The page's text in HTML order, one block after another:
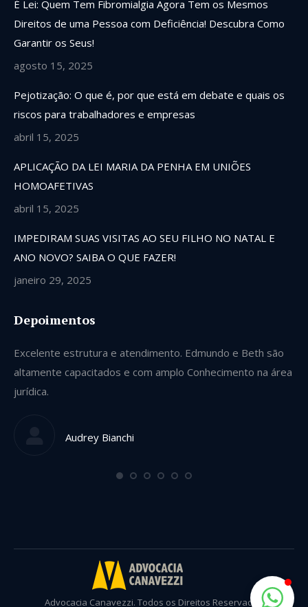
É Lei: Quem Tem Fibromialgia Agora Tem os Mesmos
Direitos de uma Pessoa com Deficiência! Descubra Como
Garantir os Seus!
agosto 15, 2025
Pejotização: O que é, por que está em debate e quais os
riscos para trabalhadores e empresas
abril 15, 2025
APLICAÇÃO DA LEI MARIA DA PENHA EM UNIÕES
HOMOAFETIVAS
abril 15, 2025
IMPEDIRAM SUAS VISITAS AO SEU FILHO NO NATAL E
ANO NOVO? SAIBA O QUE FAZER!
janeiro 29, 2025
Depoimentos
Excelente estrutura e atendimento. Edmundo e Beth são
altamente capacitados e com amplo Conhecimento na área
jurídica.
Audrey Bianchi
Advocacia Canavezzi. Todos os Direitos Reservados